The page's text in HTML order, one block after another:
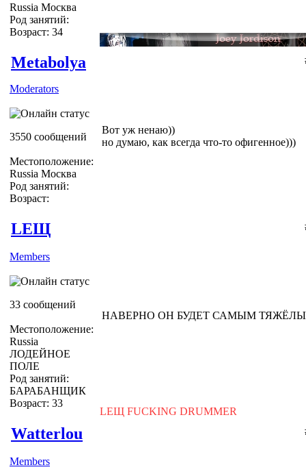
Russia Москва
Род занятий:
Возраст: 34
Metabolya
Moderators
3550 сообщений
Местоположение:
Russia Москва
Род занятий:
Возраст:
Вот уж ненаю))
но думаю, как всегда что-то офигенное)))
LEЩ
Members
33 сообщений
Местоположение:
Russia
ЛОДЕЙНОЕ
ПОЛЕ
Род занятий:
БАРАБАНЩИК
Возраст: 33
НАВЕРНО ОН БУДЕТ САМЫМ
LEЩ FUCKING DRUMMER
Watterlou
Members